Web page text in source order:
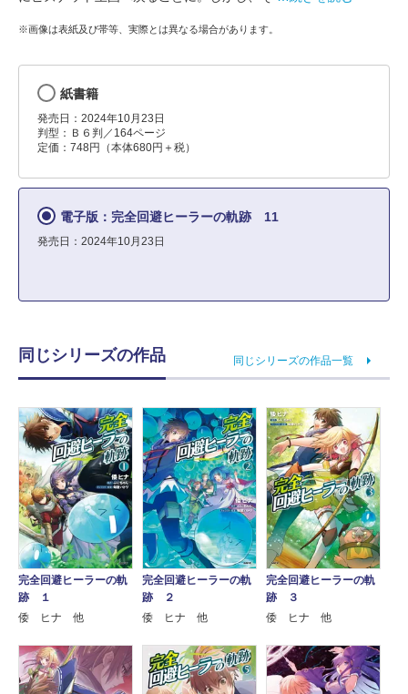
※画像は表紙及び帯等、実際とは異なる場合があります。
紙書籍
発売日：2024年10月23日
判型：Ｂ６判／164ページ
定価：748円（本体680円＋税）
電子版：完全回避ヒーラーの軌跡 11
発売日：2024年10月23日
同じシリーズの作品 同じシリーズの作品一覧
完全回避ヒーラーの軌
跡 １
倭 ヒナ 他
完全回避ヒーラーの軌
跡 ２
倭 ヒナ 他
完全回避ヒーラーの軌
跡 ３
倭 ヒナ 他